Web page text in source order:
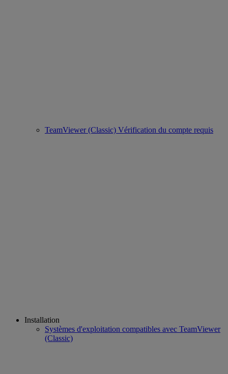
TeamViewer (Classic) Vérification du compte requis
Installation
Systèmes d'exploitation compatibles avec TeamViewer
(Classic)